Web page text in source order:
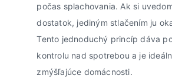
počas splachovania. Ak si
dostatok, jediným stlačením ju
Tento jednoduchý princíp dáva
kontrolu nad spotrebou a je
zmýšľajúce domácnosti.